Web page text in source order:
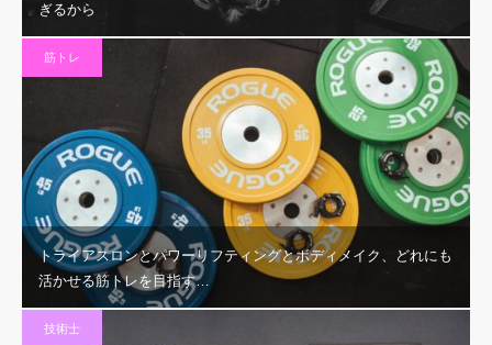
ぎるから
筋トレ
トライアスロンとパワーリフティングとボディメイク、どれにも
活かせる筋トレを目指す…
技術士